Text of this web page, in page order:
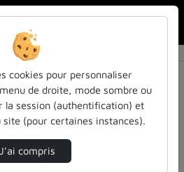
cookies pour personnaliser
de droite, mode sombre ou
la session (authentification) et
(pour certaines instances).
J’ai compris